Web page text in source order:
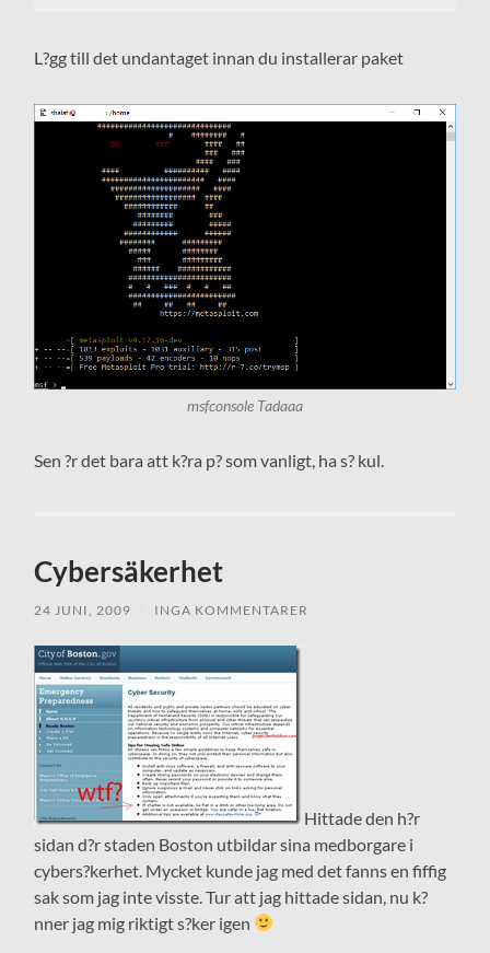
L?gg till det undantaget innan du installerar paket
msfconsole Tadaaa
Sen ?r det bara att k?ra p? som vanligt, ha s? kul.
Cybersäkerhet
24 JUNI, 2009 INGA KOMMENTARER
Hittade den h?r
sidan d?r staden Boston utbildar sina medborgare i
cybers?kerhet. Mycket kunde jag med det fanns en fiffig
sak som jag inte visste. Tur att jag hittade sidan, nu k?
nner jag mig riktigt s?ker igen